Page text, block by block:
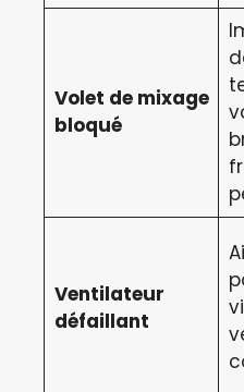
Volet de mixage
bloqué
Ventilateur
défaillant